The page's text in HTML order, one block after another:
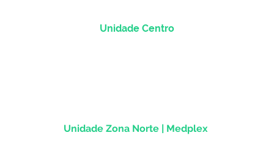
Unidade Centro
Unidade Zona Norte | Medplex